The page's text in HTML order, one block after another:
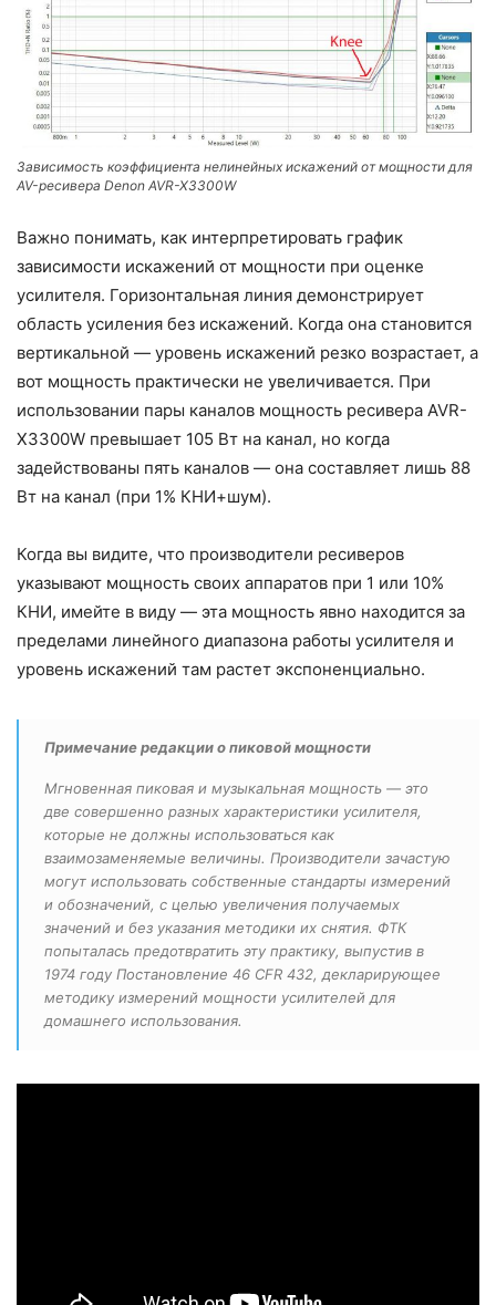
Зависимость коэффициента нелинейных искажений от мощности для
AV-ресивера Denon AVR-X3300W
Важно понимать, как интерпретировать график
зависимости искажений от мощности при оценке
усилителя. Горизонтальная линия демонстрирует
область усиления без искажений. Когда она становится
вертикальной — уровень искажений резко возрастает, а
вот мощность практически не увеличивается. При
использовании пары каналов мощность ресивера AVR-
X3300W превышает 105 Вт на канал, но когда
задействованы пять каналов — она составляет лишь 88
Вт на канал (при 1% КНИ+шум).
Когда вы видите, что производители ресиверов
указывают мощность своих аппаратов при 1 или 10%
КНИ, имейте в виду — эта мощность явно находится за
пределами линейного диапазона работы усилителя и
уровень искажений там растет экспоненциально.
Примечание редакции о пиковой мощности
Мгновенная пиковая и музыкальная мощность — это
две совершенно разных характеристики усилителя,
которые не должны использоваться как
взаимозаменяемые величины. Производители зачастую
могут использовать собственные стандарты измерений
и обозначений, с целью увеличения получаемых
значений и без указания методики их снятия. ФТК
попыталась предотвратить эту практику, выпустив в
1974 году Постановление 46 CFR 432, декларирующее
методику измерений мощности усилителей для
домашнего использования.